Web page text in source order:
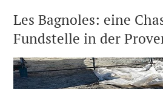
Les Bagnoles: eine
Fundstelle in der